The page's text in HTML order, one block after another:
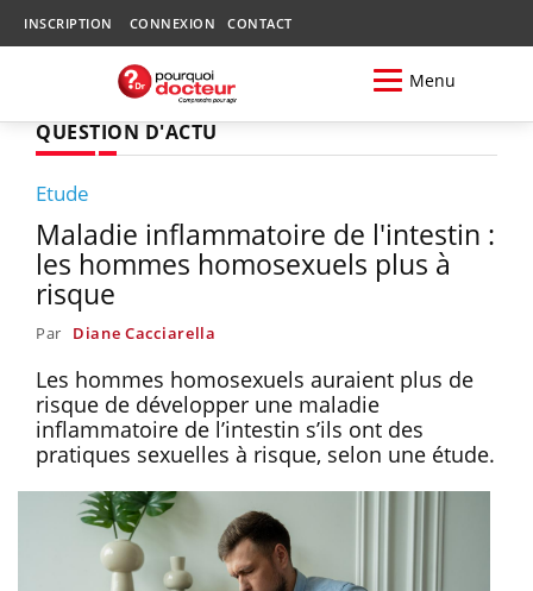
INSCRIPTION CONNEXION CONTACT
Menu
QUESTION D'ACTU
Etude
Maladie inflammatoire de l'intestin :
les hommes homosexuels plus à
risque
Par Diane Cacciarella
Les hommes homosexuels auraient plus de
risque de développer une maladie
inflammatoire de l’intestin s’ils ont des
pratiques sexuelles à risque, selon une étude.